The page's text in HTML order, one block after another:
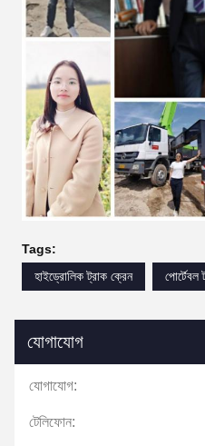
Tags:
হাইড্রোলিক ট্রাক ক্রেন
পোর্টেবল
যোগাযোগ
যোগাযোগ:
টেলিফোন: